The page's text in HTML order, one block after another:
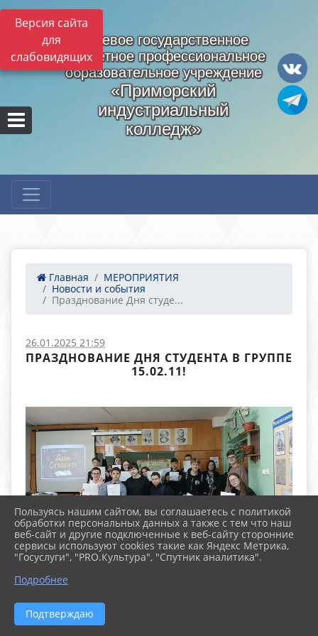
Версия сайта
для
слабовидящих
Краевое государственное
бюджетное профессиональное
образовательное учреждение
«Приморский
индустриальный
колледж»
Главная
МЕРОПРИЯТИЯ
Новости и события
Празднование Дня студе...
26.01.2025 21:59
ПРАЗДНОВАНИЕ ДНЯ СТУДЕНТА В ГРУППЕ
15.02.11!
Пользуясь нашим сайтом, вы соглашаетесь с политикой
обработки персональных данных а также с тем что наш
веб-сайт и другие подключенные к веб-сайту сторонние
сервисы используют cookies такие как Яндекс Метрика,
"Госуслуги", "PRO.Культура", "Спутник аналитика".
Подробнее
Подтверждаю